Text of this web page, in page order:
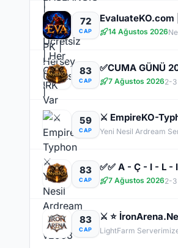
72
CAP 14 Ağustos 2026
83
CAP
7 Ağustos 2026
59
CAP
⚔️ EmpireKO-
Yeni Nesil Ardream
83
CAP
✅✅ A - Ç - I - L -
7 Ağustos 2026
83
CAP